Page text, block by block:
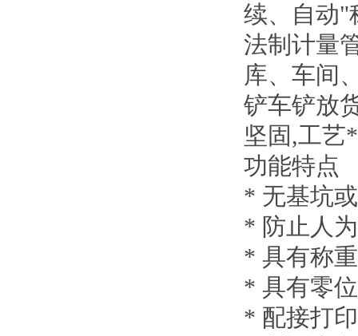
续、自动"
法制计量
库、车间
铲车铲放
坚固,工艺
功能特点
* 无基
* 防止人
* 具有称
* 具有
* 配接